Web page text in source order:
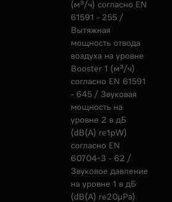
(м³/ч) согласно EN
61591 - 255 /
Вытяжная
мощность отвода
воздуха на уровне
Booster 1 (м³/ч)
согласно EN 61591
- 645 / Звуковая
мощность на
уровне 2 в дБ
(dB(A) re1pW)
согласно EN
60704-3 - 62 /
Звуковое давление
на уровне 1 в дБ
(dB(A) re20µPa)